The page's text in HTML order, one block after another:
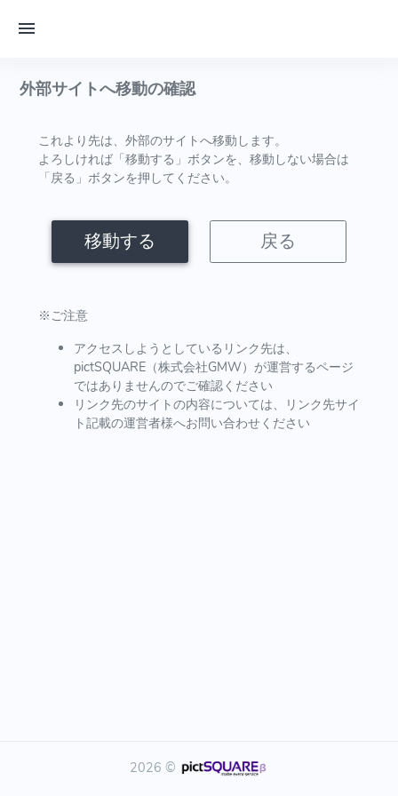
外部サイトへ移動の確認
これより先は、外部のサイトへ移動します。
よろしければ「移動する」ボタンを、移動しない場合は
「戻る」ボタンを押してください。
移動する 戻る
※ご注意
アクセスしようとしているリンク先は、
pictSQUARE（株式会社GMW）が運営するページ
ではありませんのでご確認ください
リンク先のサイトの内容については、リンク先サイ
ト記載の運営者様へお問い合わせください
2026 ©